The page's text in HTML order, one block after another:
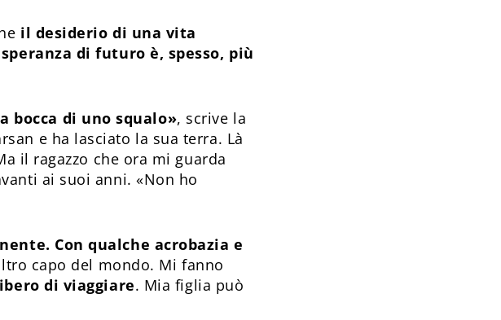
il desiderio di una vita
di futuro è, spesso, più
bocca di uno squalo», scrive la
e ha lasciato la sua terra. Là
il ragazzo che ora mi guarda
ai suoi anni. «Non ho
Con qualche acrobazia e
capo del mondo. Mi fanno
di viaggiare. Mia figlia può